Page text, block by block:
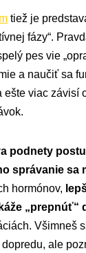
tiež je
fázy“.
pes vie
a naučiť sa
ešte viac závisí
podnety
správanie sa
hormónov,
„prepnúť“
Všimneš
ale